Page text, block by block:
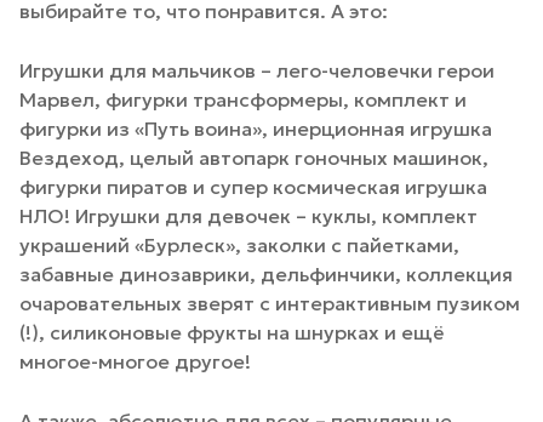
выбирайте то, что понравится. А это:
Игрушки для мальчиков – лего-человечки герои
Марвел, фигурки трансформеры, комплект и
фигурки из «Путь воина», инерционная игрушка
Вездеход, целый автопарк гоночных машинок,
фигурки пиратов и супер космическая игрушка
НЛО! Игрушки для девочек – куклы, комплект
украшений «Бурлеск», заколки с пайетками,
забавные динозаврики, дельфинчики, коллекция
очаровательных зверят с интерактивным пузиком
(!), силиконовые фрукты на шнурках и ещё
многое-многое другое!